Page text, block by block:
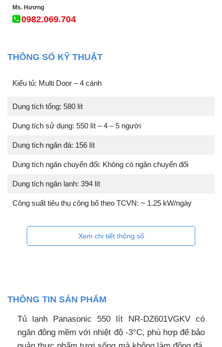
Ms. Hương
0982.069.704
THÔNG SỐ KỸ THUẬT
Kiểu tủ: Multi Door – 4 cánh
Dung tích tổng: 580 lít
Dung tích sử dụng: 550 lít – 4 – 5 người
Dung tích ngăn đá: 156 lít
Dung tích ngăn chuyển đổi: Không có ngăn chuyển đổi
Dung tích ngăn lạnh: 394 lít
Công suất tiêu thụ công bố theo TCVN: ~ 1.25 kW/ngày
Xem chi tiết thông số
THÔNG TIN SẢN PHẨM
Tủ lạnh Panasonic 550 lít NR-DZ601VGKV có
ngăn đông mềm với nhiệt độ -3°C, phù hợp để bảo